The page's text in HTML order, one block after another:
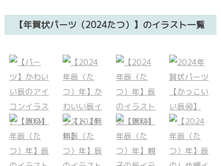
【年賀状パーツ（2024たつ）】のイラスト一覧